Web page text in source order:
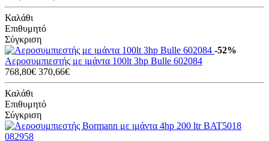
Καλάθι
Επιθυμητό
Σύγκριση
-52%
Αεροσυμπιεστής με ιμάντα 100lt 3hp Bulle 602084
768,80€ 370,66€
Καλάθι
Επιθυμητό
Σύγκριση